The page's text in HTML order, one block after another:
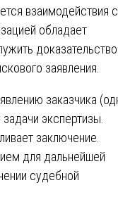
взаимодействия с
обладает
заявления.
заказчика
экспертизы.
заключение.
для дальнейшей
судебной